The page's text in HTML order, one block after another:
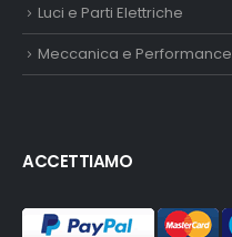
Luci e Parti Elettriche
Meccanica e Performance
ACCETTIAMO